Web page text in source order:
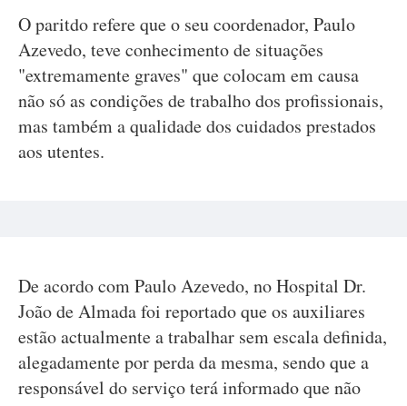
O paritdo refere que o seu coordenador, Paulo
Azevedo, teve conhecimento de situações
"extremamente graves" que colocam em causa
não só as condições de trabalho dos profissionais,
mas também a qualidade dos cuidados prestados
aos utentes.
De acordo com Paulo Azevedo, no Hospital Dr.
João de Almada foi reportado que os auxiliares
estão actualmente a trabalhar sem escala definida,
alegadamente por perda da mesma, sendo que a
responsável do serviço terá informado que não